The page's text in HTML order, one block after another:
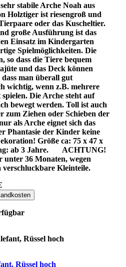
stabile Arche Noah aus
Holztiger ist riesengroß und
oder das Kuscheltier.
große Ausführung ist das
Einsatz im Kindergarten
Spielmöglichkeiten. Die
so dass die Tiere bequem
und das Deck können
man überall gut
wichtig, wenn z.B. mehrere
Die Arche steht auf
bewegt werden. Toll ist auch
zum Ziehen oder Schieben der
als Arche eignet sich das
Phantasie der Kinder keine
Größe ca: 75 x 47 x
ab 3 Jahre. ACHTUNG!
36 Monaten, wegen
Kleinteile.
Rüssel hoch